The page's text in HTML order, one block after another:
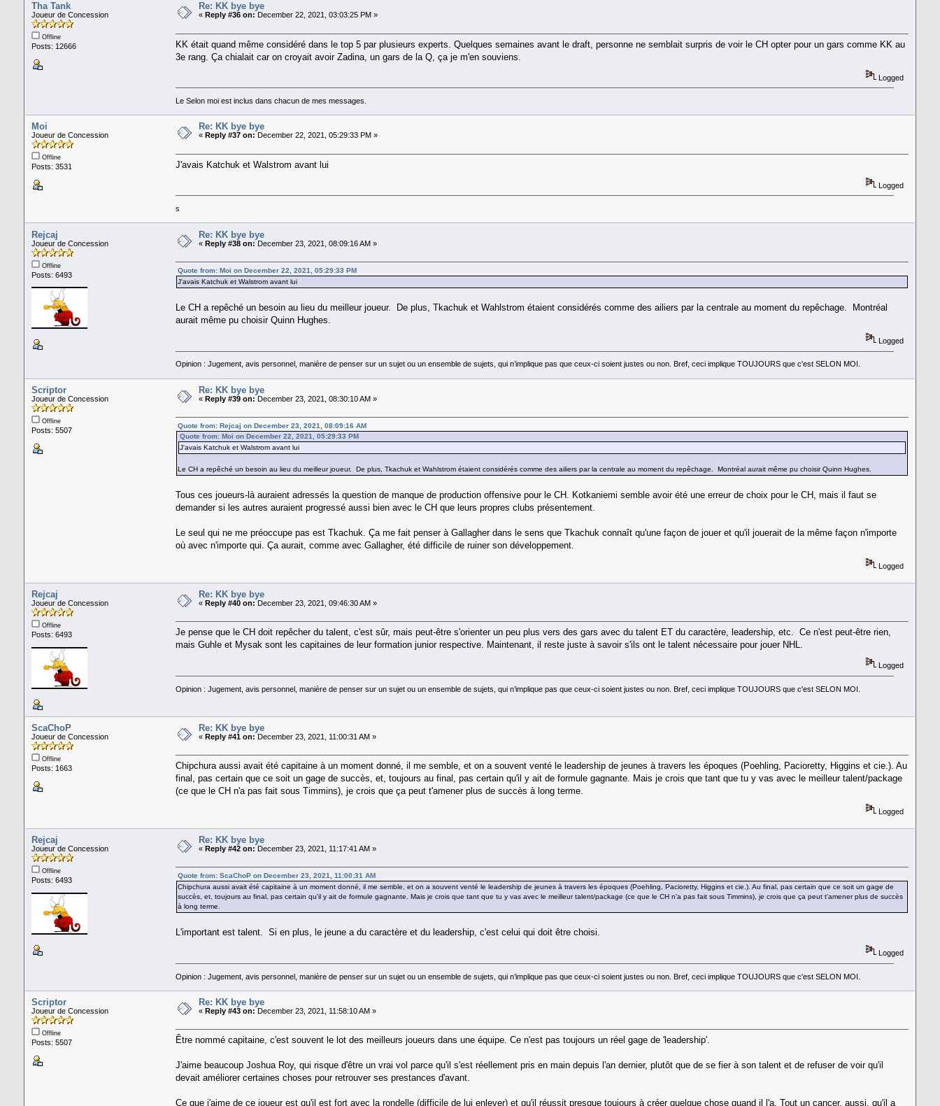
Tha Tank
Joueur de Concession
Offline
Posts: 12666
Re: KK bye bye
« Reply #36 on: December 22, 2021, 03:03:25 PM »
KK était quand même considéré dans le top 5 par plusieurs experts. Quelques semaines avant le draft, personne ne semblait surpris de voir le CH opter pour un gars comme KK au
3e rang. Ça chialait car on croyait avoir Zadina, un gars de la Q, ça je m'en souviens.
Logged
Le Selon moi est inclus dans chacun de mes messages.
Moi
Joueur de Concession
Offline
Posts: 3531
Re: KK bye bye
« Reply #37 on: December 22, 2021, 05:29:33 PM »
J'avais Katchuk et Walstrom avant lui
Logged
s
Rejcaj
Joueur de Concession
Offline
Posts: 6493
Re: KK bye bye
« Reply #38 on: December 23, 2021, 08:09:16 AM »
Quote from: Moi on December 22, 2021, 05:29:33 PM
J'avais Katchuk et Walstrom avant lui
Le CH a repêché un besoin au lieu du meilleur joueur. De plus, Tkachuk et Wahlstrom étaient considérés comme des ailiers par la centrale au moment du repêchage. Montréal
aurait même pu choisir Quinn Hughes.
Logged
Opinion : Jugement, avis personnel, manière de penser sur un sujet ou un ensemble de sujets, qui n’implique pas que ceux-ci soient justes ou non. Bref, ceci implique TOUJOURS que c'est SELON MOI.
Scriptor
Joueur de Concession
Offline
Posts: 5507
Re: KK bye bye
« Reply #39 on: December 23, 2021, 08:30:10 AM »
Quote from: Rejcaj on December 23, 2021, 08:09:16 AM
Quote from: Moi on December 22, 2021, 05:29:33 PM
J'avais Katchuk et Walstrom avant lui
Le CH a repêché un besoin au lieu du meilleur joueur. De plus, Tkachuk et Wahlstrom étaient considérés comme des ailiers par la centrale au moment du repêchage. Montréal aurait même pu choisir Quinn Hughes.
Tous ces joueurs-là auraient adressés la question de manque de production offensive pour le CH. Kotkaniemi semble avoir été une erreur de choix pour le CH, mais il faut se
demander si les autres auraient progressé aussi bien avec le CH que leurs propres clubs présentement.
Le seul qui ne me préoccupe pas est Tkachuk. Ça me fait penser à Gallagher dans le sens que Tkachuk connaît qu'une façon de jouer et qu'il jouerait de la même façon n'importe
où avec n'importe qui. Ça aurait, comme avec Gallagher, été difficile de ruiner son développement.
Logged
Rejcaj
Joueur de Concession
Offline
Posts: 6493
Re: KK bye bye
« Reply #40 on: December 23, 2021, 09:46:30 AM »
Je pense que le CH doit repêcher du talent, c'est sûr, mais peut-être s'orienter un peu plus vers des gars avec du talent ET du caractère, leadership, etc. Ce n'est peut-être rien,
mais Guhle et Mysak sont les capitaines de leur formation junior respective. Maintenant, il reste juste à savoir s'ils ont le talent nécessaire pour jouer NHL.
Logged
Opinion : Jugement, avis personnel, manière de penser sur un sujet ou un ensemble de sujets, qui n’implique pas que ceux-ci soient justes ou non. Bref, ceci implique TOUJOURS que c'est SELON MOI.
ScaChoP
Joueur de Concession
Offline
Posts: 1663
Re: KK bye bye
« Reply #41 on: December 23, 2021, 11:00:31 AM »
Chipchura aussi avait été capitaine à un moment donné, il me semble, et on a souvent venté le leadership de jeunes à travers les époques (Poehling, Pacioretty, Higgins et cie.). Au
final, pas certain que ce soit un gage de succès, et, toujours au final, pas certain qu'il y ait de formule gagnante. Mais je crois que tant que tu y vas avec le meilleur talent/package
(ce que le CH n'a pas fait sous Timmins), je crois que ça peut t'amener plus de succès à long terme.
Logged
Rejcaj
Joueur de Concession
Offline
Posts: 6493
Re: KK bye bye
« Reply #42 on: December 23, 2021, 11:17:41 AM »
Quote from: ScaChoP on December 23, 2021, 11:00:31 AM
Chipchura aussi avait été capitaine à un moment donné, il me semble, et on a souvent venté le leadership de jeunes à travers les époques (Poehling, Pacioretty, Higgins et cie.). Au final, pas certain que ce soit un gage de
succès, et, toujours au final, pas certain qu'il y ait de formule gagnante. Mais je crois que tant que tu y vas avec le meilleur talent/package (ce que le CH n'a pas fait sous Timmins), je crois que ça peut t'amener plus de succès
à long terme.
L'important est talent. Si en plus, le jeune a du caractère et du leadership, c'est celui qui doit être choisi.
Logged
Opinion : Jugement, avis personnel, manière de penser sur un sujet ou un ensemble de sujets, qui n’implique pas que ceux-ci soient justes ou non. Bref, ceci implique TOUJOURS que c'est SELON MOI.
Scriptor
Joueur de Concession
Offline
Posts: 5507
Re: KK bye bye
« Reply #43 on: December 23, 2021, 11:58:10 AM »
Être nommé capitaine, c'est souvent le lot des meilleurs joueurs dans une équipe. Ce n'est pas toujours un réel gage de 'leadership'.
J'aime beaucoup Joshua Roy, qui risque d'être un vrai vol parce qu'il s'est réellement pris en main depuis l'an dernier, plutôt que de se fier à son talent et de refuser de voir qu'il
devait améliorer certaines choses pour retrouver ses prestances d'avant.
Ce que j'aime de ce joueur est qu'il est fort avec la rondelle (difficile de lui enlever) et qu'il réussit presque toujours à créer quelque chose quand il l'a. Tout un cancer, aussi, qu'il a